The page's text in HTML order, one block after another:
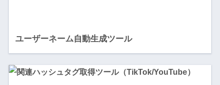
ユーザーネーム自動生成ツール